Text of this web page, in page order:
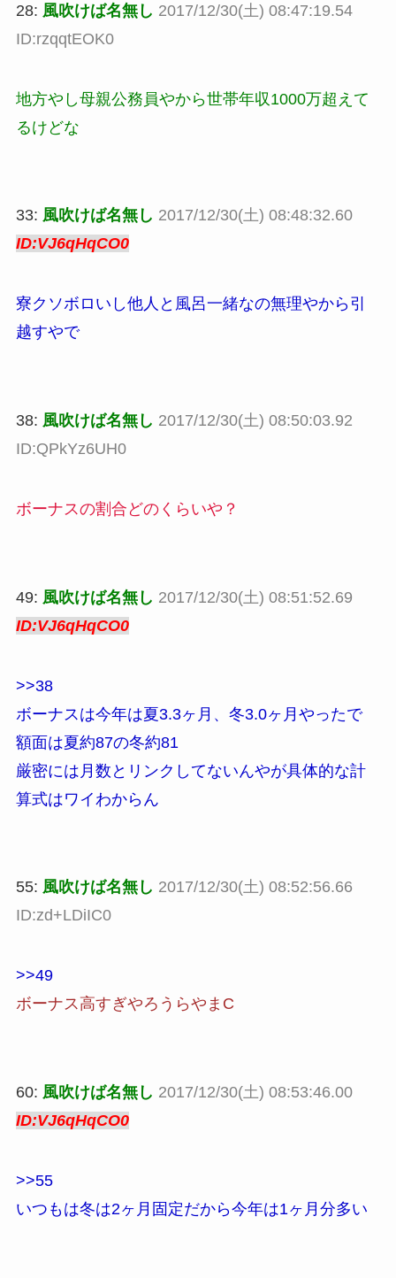
28: 風吹けば名無し 2017/12/30(土) 08:47:19.54
ID:rzqqtEOK0
地方やし母親公務員やから世帯年収1000万超えて
るけどな
33: 風吹けば名無し 2017/12/30(土) 08:48:32.60
ID:VJ6qHqCO0
寮クソボロいし他人と風呂一緒なの無理やから引
越すやで
38: 風吹けば名無し 2017/12/30(土) 08:50:03.92
ID:QPkYz6UH0
ボーナスの割合どのくらいや？
49: 風吹けば名無し 2017/12/30(土) 08:51:52.69
ID:VJ6qHqCO0
>>38
ボーナスは今年は夏3.3ヶ月、冬3.0ヶ月やったで
額面は夏約87の冬約81
厳密には月数とリンクしてないんやが具体的な計
算式はワイわからん
55: 風吹けば名無し 2017/12/30(土) 08:52:56.66
ID:zd+LDiIC0
>>49
ボーナス高すぎやろうらやまC
60: 風吹けば名無し 2017/12/30(土) 08:53:46.00
ID:VJ6qHqCO0
>>55
いつもは冬は2ヶ月固定だから今年は1ヶ月分多い